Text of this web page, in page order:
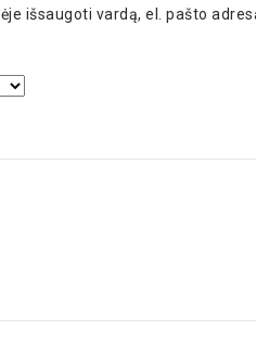
išsaugoti vardą, el. pašto